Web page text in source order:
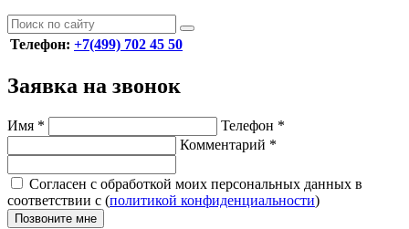
Телефон: +7(499) 702 45 50
Заявка на звонок
Имя * Телефон *
Комментарий *
Согласен с обработкой моих персональных данных в
соответствии с (политикой конфиденциальности)
Позвоните мне